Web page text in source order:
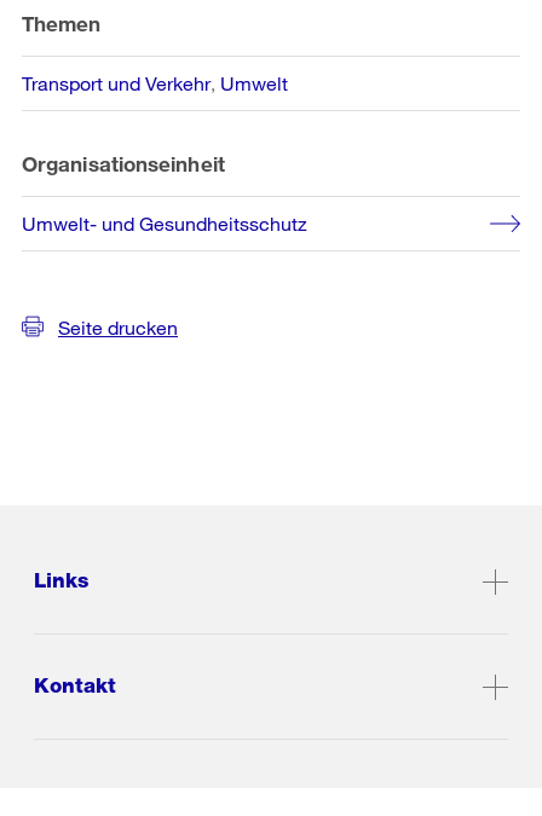
Themen
Transport und Verkehr Umwelt
Organisationseinheit
Umwelt- und Gesundheitsschutz
Seite drucken
Links
Kontakt